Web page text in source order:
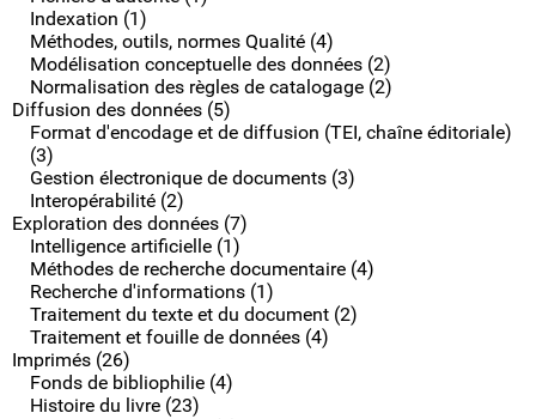
Indexation (1)
Méthodes, outils, normes Qualité (4)
Modélisation conceptuelle des données (2)
Normalisation des règles de catalogage (2)
Diffusion des données (5)
Format d'encodage et de diffusion (TEI, chaîne éditoriale)
(3)
Gestion électronique de documents (3)
Interopérabilité (2)
Exploration des données (7)
Intelligence artificielle (1)
Méthodes de recherche documentaire (4)
Recherche d'informations (1)
Traitement du texte et du document (2)
Traitement et fouille de données (4)
Imprimés (26)
Fonds de bibliophilie (4)
Histoire du livre (23)